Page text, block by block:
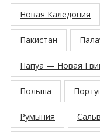
Новая Каледония
Пакистан
Папуа — Новая
Польша
Румыния